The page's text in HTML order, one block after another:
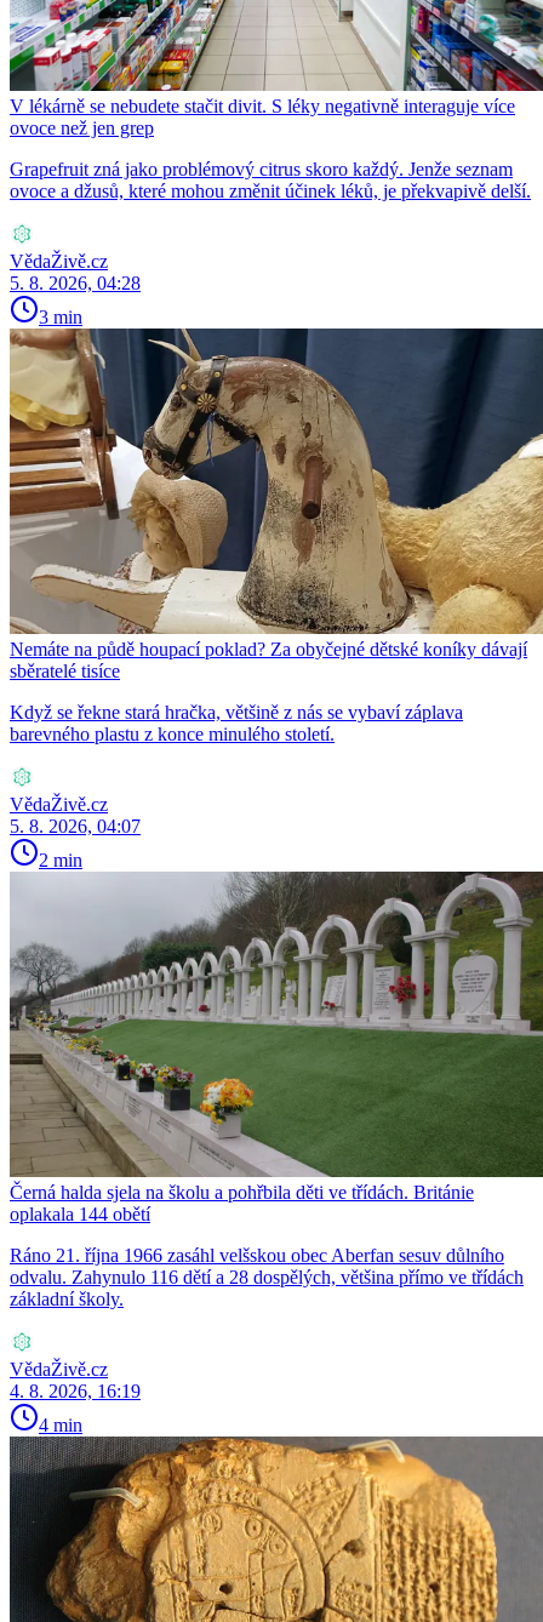
V lékárně se nebudete stačit divit. S léky negativně interaguje více
ovoce než jen grep
Grapefruit zná jako problémový citrus skoro každý. Jenže seznam
ovoce a džusů, které mohou změnit účinek léků, je překvapivě delší.
VědaŽivě.cz
5. 8. 2026, 04:28
3 min
Nemáte na půdě houpací poklad? Za obyčejné dětské koníky dávají
sběratelé tisíce
Když se řekne stará hračka, většině z nás se vybaví záplava
barevného plastu z konce minulého století.
VědaŽivě.cz
5. 8. 2026, 04:07
2 min
Černá halda sjela na školu a pohřbila děti ve třídách. Británie
oplakala 144 obětí
Ráno 21. října 1966 zasáhl velšskou obec Aberfan sesuv důlního
odvalu. Zahynulo 116 dětí a 28 dospělých, většina přímo ve třídách
základní školy.
VědaŽivě.cz
4. 8. 2026, 16:19
4 min